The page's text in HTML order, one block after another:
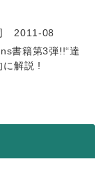
2011-08
書籍第3弾!!“達
に解説 !